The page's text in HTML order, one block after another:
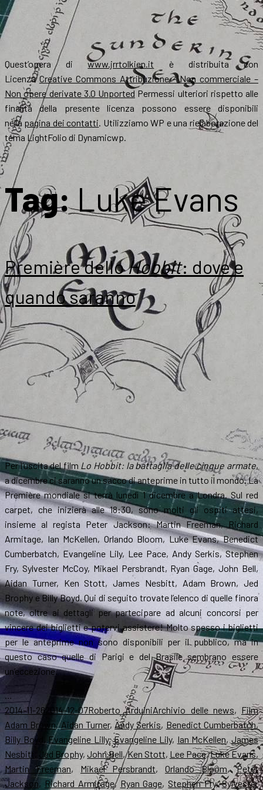
Quest’opera diwww.jrrtolkien.it è distribuita con
LicenzaCreative Commons Attribuzione – Non commerciale –
Non opere derivate 3.0 Unported Permessi ulteriori rispetto alle
finalità della presente licenza possono essere disponibili
nella pagina dei contatti. Utilizziamo WP e una rielaborazione del
tema LightFolio di Dynamicwp.
Tag:Luke Evans
Première delloHobbit: dove e
quando saranno
Per l’uscita del film Lo Hobbit: la battaglia delle cinque armate,
a dicembre ci saranno un sacco di anteprime in tutto il mondo. La
Première mondiale si terrà lunedì 1 dicembre a Londra. Sul red
carpet, che inizierà alle 18:30, sono molti gli ospiti attesi,
insieme al regista Peter Jackson: Martin Freeman, Richard
Armitage, Ian McKellen, Orlando Bloom, Luke Evans, Benedict
Cumberbatch, Evangeline Lily, Lee Pace, Andy Serkis, Stephen
Fry, Sylvester McCoy, Mikael Persbrandt, Ryan Gage, John Bell,
Aidan Turner, Ken Stott, James Nesbitt, Adam Brown, Jed
Brophy e Billy Boyd. Qui di seguito trovate l’elenco di quelle finora
note, oltre ai dettagli per partecipare ad alcuni concorsi per
vincere dei biglietti e potervi assistere! Molto spesso i biglietti
per le anteprime non sono disponibili per il pubblico, ma in
questo caso quelle di Parigi e del Brasile sembrano essere
un’eccezione.
…
Scritto
il
2014-11-262014-12-07Autore
Roberto ArduiniCategorie
Archivio delle news, Film
Adam Brown,Aidan Turner,Andy Serkis, Benedict Cumberbatch,
Billy Boyd
Evangeline Lilly,Evangeline Lily, Ian McKellen, James
Nesbitt
Jed Brophy,John Bell,Ken Stott, Lee Pace,Luke Evans,
Martin Freeman, Mikael Persbrandt, Orlando Bloom,Peter
Jackson, Richard Armitage, Ryan Gage,Stephen Fry,Sylvester